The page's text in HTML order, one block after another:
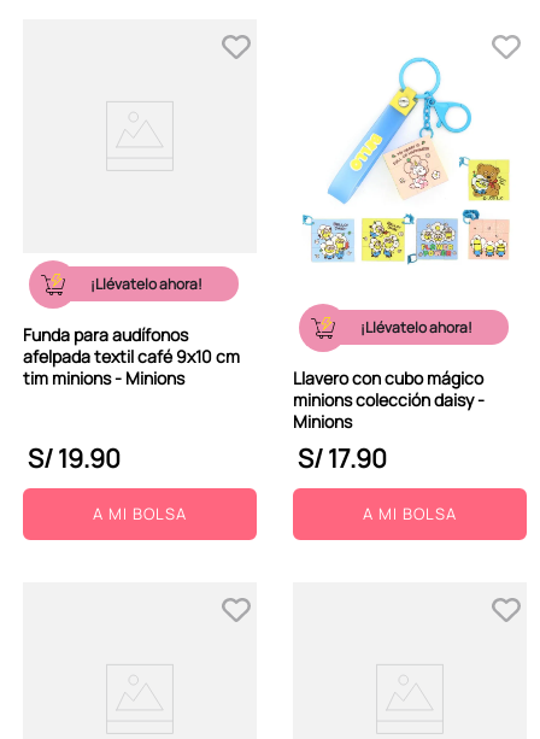
¡Llévatelo ahora!
Funda para audífonos
afelpada textil café 9x10 cm
tim minions - Minions
S/19.90
A MI BOLSA
¡Llévatelo ahora!
Llavero con cubo mágico
minions colección daisy -
Minions
S/17.90
A MI BOLSA